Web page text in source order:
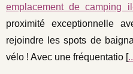
emplacement de camping
proximité exceptionnelle
rejoindre les spots de
vélo ! Avec une fréquentatio [